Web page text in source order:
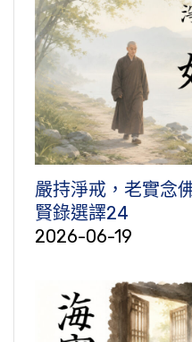
嚴持淨戒，老實念
賢錄選譯24
2026-06-19